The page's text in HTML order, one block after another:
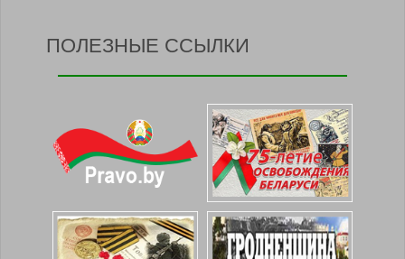
ПОЛЕЗНЫЕ ССЫЛКИ